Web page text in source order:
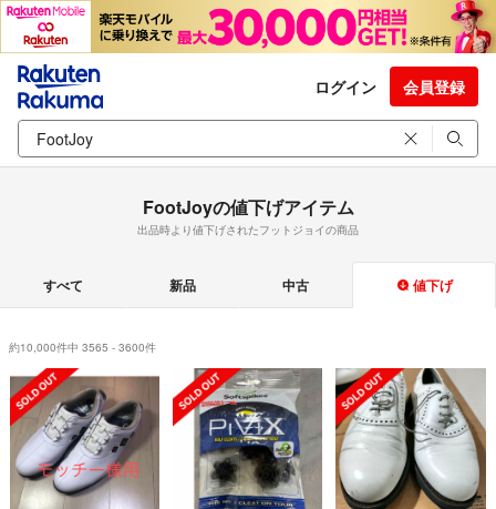
ログイン 会員登録
FootJoyの値下げアイテム
出品時より値下げされたフットジョイの商品
すべて 新品 中古 値下げ
約10,000件中 3565 - 3600件